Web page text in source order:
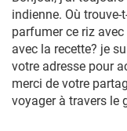
indienne. Où
parfumer ce riz
avec la recette? je
votre adresse pour
merci de votre
voyager à travers le